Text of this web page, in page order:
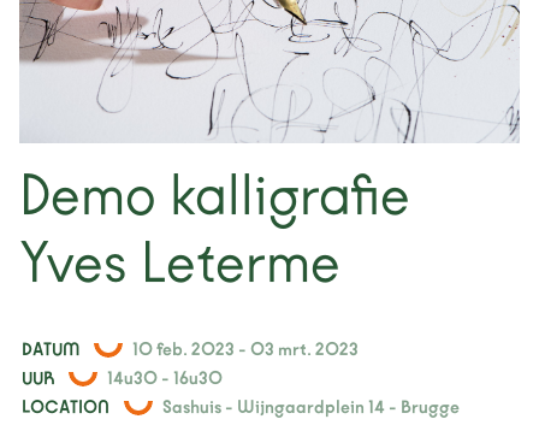
agenda
over
nieuws
projecten
contact
Demo kalligrafie
Yves Leterme
DATUM
10 feb. 2023 - 03 mrt. 2023
UUR
14u30 - 16u30
LOCATION
Sashuis - Wijngaardplein 14 - Brugge